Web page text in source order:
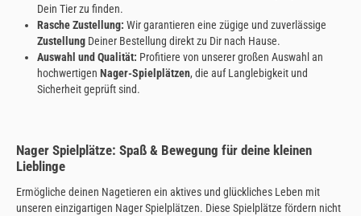
Dein Tier zu finden.
Rasche Zustellung: Wir garantieren eine zügige und zuverlässige
ZustellungDeiner Bestellung direkt zu Dir nach Hause.
Auswahl und Qualität: Profitiere von unserer großen Auswahl an
hochwertigen Nager-Spielplätzen, die auf Langlebigkeit und
Sicherheit geprüft sind.
Nager Spielplätze: Spaß & Bewegung für deine kleinen
Lieblinge
Ermögliche deinen Nagetieren ein aktives und glückliches Leben mit
unseren einzigartigen Nager Spielplätzen. Diese Spielplätze fördern nicht